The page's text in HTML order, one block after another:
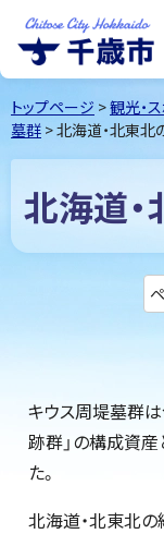
千歳市Chitose
City Hokkaido
トップページ >観光・
墓群 > 北海道・北東
北海道
キウス周堤墓群
跡群」の構成資
た。
北海道・北東北